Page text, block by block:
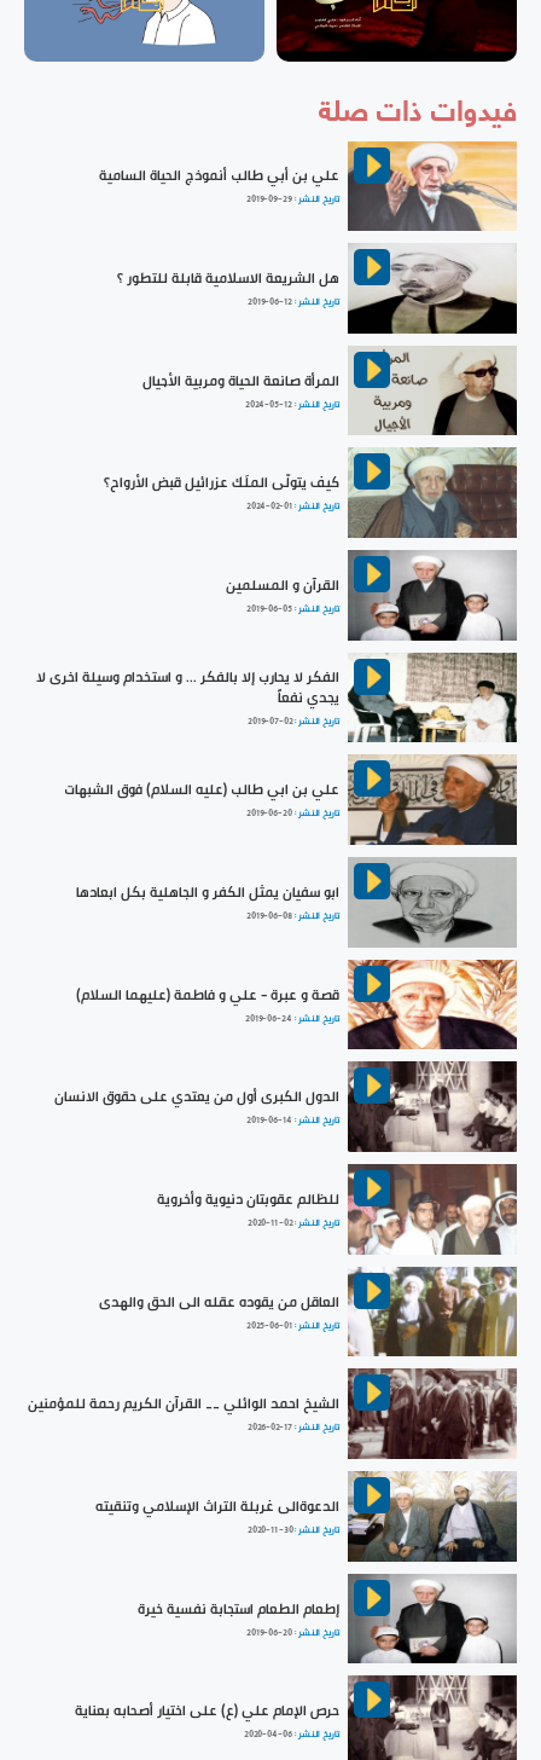
فيدوات ذات صلة
علي بن أبي طالب أنموذج الحياة السامية
تاريخ النشر :2019-09-29
هل الشريعة الاسلامية قابلة للتطور ؟
تاريخ النشر :2019-06-12
المرأة صانعة الحياة ومربية الأجيال
تاريخ النشر :2024-05-12
كيف يتولّى الملَك عزرائيل قبض الأرواح؟
تاريخ النشر :2024-02-01
القرآن و المسلمين
تاريخ النشر :2019-06-05
الفكر لا يحارب إلا بالفكر ... و استخدام وسيلة اخرى لا
يجدي نفعاً
تاريخ النشر :2019-07-02
علي بن ابي طالب (عليه السلام) فوق الشبهات
تاريخ النشر :2019-06-20
ابو سفيان يمثل الكفر و الجاهلية بكل ابعادها
تاريخ النشر :2019-06-08
قصة و عبرة - علي و فاطمة (عليهما السلام)
تاريخ النشر : 2019-06-24
الدول الكبرى أول من يعتدي على حقوق الانسان
تاريخ النشر : 2019-06-14
للظالم عقوبتان دنيوية وأخروية
تاريخ النشر :2020-11-02
العاقل من يقوده عقله الى الحق والهدى
تاريخ النشر :2025-06-01
الشيخ احمد الوائلي __ القرآن الكريم رحمة للمؤمنين
تاريخ النشر :2026-02-17
الدعوةالى غربلة التراث الإسلامي وتنقيته
تاريخ النشر :2020-11-30
إطعام الطعام استجابة نفسية خيرة
تاريخ النشر :2019-06-20
حرص الإمام علي (ع) على اختيار أصحابه بعناية
تاريخ النشر :2020-04-06